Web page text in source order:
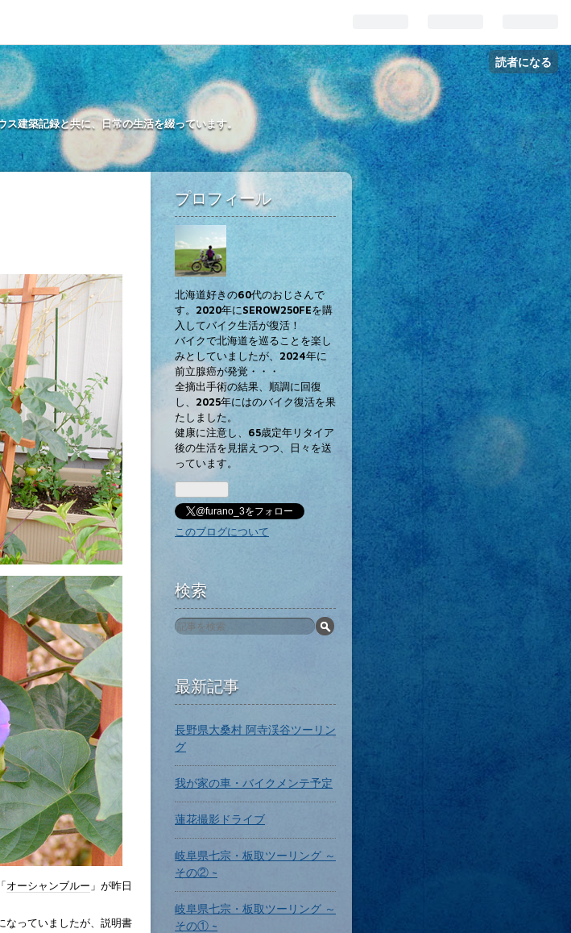
読者になる
建築記録と共に、日常の生活を綴っています。
オーシャンブルー 」が昨日
なっていましたが、説明書
プロフィール
北海道好きの60代のおじさんで
す。2020年にSEROW250FEを購
入してバイク生活が復活！
バイクで北海道を巡ることを楽し
みとしていましたが、2024年に
前立腺癌が発覚・・・
全摘出手術の結果、順調に回復
し、2025年にはのバイク復活を果
たしました。
健康に注意し、65歳定年リタイア
後の生活を見据えつつ、日々を送
っています。
@furano_3をフォロー
このブログについて
検索
最新記事
長野県大桑村 阿寺渓谷ツーリン
グ
我が家の車・バイクメンテ予定
蓮花撮影ドライブ
岐阜県七宗・板取ツーリング ～
その② ~
岐阜県七宗・板取ツーリング ～
その① ~